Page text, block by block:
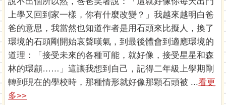
上學又回到家一樣，你有什麼改變？」我越來越明白爸
爸的意思，我當然也知道作者是用石頭來比擬人，換了
環境的石頭剛開始哀聲嘆氣，到最後體會到適應環境的
道理：「接受未來的各種可能，就好像，接受星星和森
林的環顧……」這讓我想到自己，記得二年級上學期剛
轉到現在的學校時，那種情形就好像那顆石頭被 ...看更
多>>